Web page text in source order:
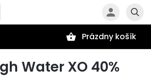
Prázdny košík
Water XO 40%